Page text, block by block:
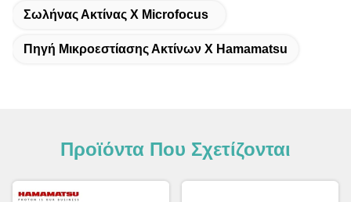
Σωλήνας Ακτίνας X Microfocus
Πηγή Μικροεστίασης Ακτίνων Χ Hamamatsu
Προϊόντα Που Σχετίζονται